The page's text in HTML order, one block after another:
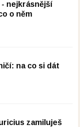
- nejkrásnější
o něm
na co si dát
zamiluješ